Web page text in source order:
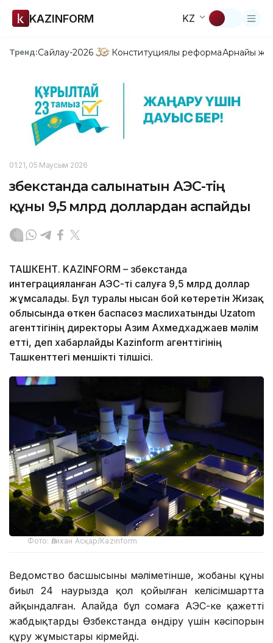
KAZINFORM KZ
Тренд:Сайлау-2026 Конституциялық реформаАрнайы
01:21, 05 Маусым 2026
Өзбекстанда салынатын АЭС-тің
құны 9,5 млрд доллардан аспайды
ТАШКЕНТ. KAZINFORM – Өзбекстанда
интеграцияланған АЭС-ті салуға 9,5 млрд доллар
жұмсалады. Бұл туралы нысан бой көтеретін Жизақ
облысында өткен баспасөз маслихатынды Uzatom
агенттігінің директоры Азим Ахмедхаджаев мәлім
етті, деп хабарлайды Kazinform агенттігінің
Ташкенттегі меншікті тілшісі.
Фото: Әлихан Асқар/Kazinform
Ведомство басшысының мәліметінше, жобаның құны
биыл 24 наурызда қол қойылған келісімшартта
айқындалған. Алайда бұл сомаға АЭС-ке қажетті
жабдықтарды Өзбекстанда өндіру үшін кәсіпорын
құру жұмыстары кірмейді.